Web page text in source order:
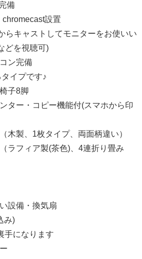
備
設置
らキャストしてモニターをお使いい
どを視聴可)
ン完備
イプです♪
子8脚
ター・コピー機能付(スマホから印
木製、1枚タイプ、両面柄違い）
ラフィア製(茶色)、4連折り畳み
設備・換気扇
み)
手になります